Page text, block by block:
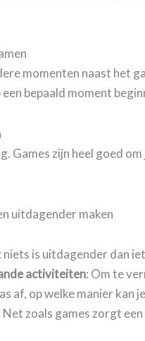
momenten naast het
bepaald moment
Games zijn heel goed
uitdagender maken
: niets is uitdagender dan
activiteiten: Om te
af, op welke manier kan
Net zoals games zorgt